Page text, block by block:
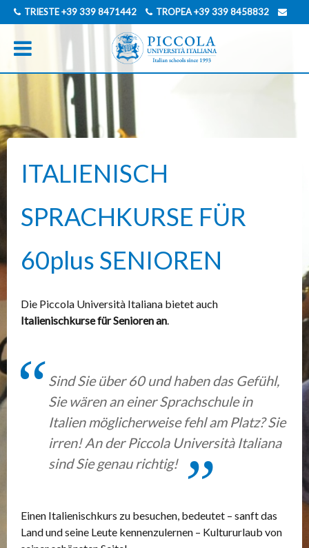
TRIESTE+39 339 8471442 TROPEA+39 339 8458832
INFO@PICCOLAUNIVERSITAITALIANA.COM
ENGLISCH
ITALIENISCH
SPRACHKURSE FÜR
60plus SENIOREN
Die Piccola Università Italiana bietet auch
Italienischkurse für Senioren an.
Sind Sie über 60 und haben das Gefühl,
Sie wären an einer Sprachschule in
Italien möglicherweise fehl am Platz? Sie
irren! An der Piccola Università Italiana
sind Sie genau richtig!
Einen Italienischkurs zu besuchen, bedeutet – sanft das
Land und seine Leute kennenzulernen – Kultururlaub von